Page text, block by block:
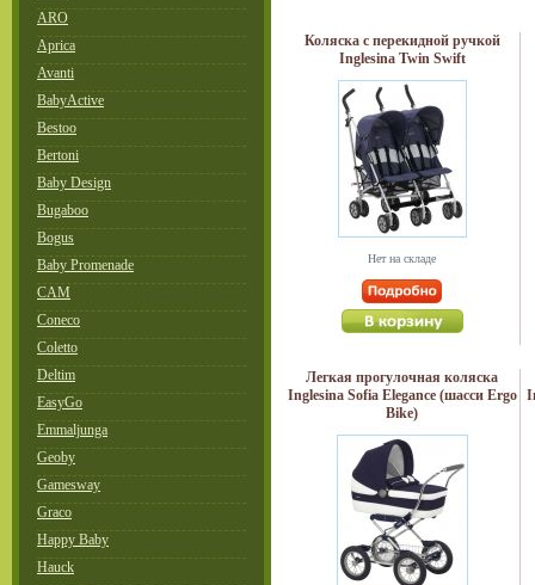
ARO
Aprica
Avanti
BabyActive
Bestoo
Bertoni
Baby Design
Bugaboo
Bogus
Baby Promenade
CAM
Coneco
Coletto
Deltim
EasyGo
Emmaljunga
Geoby
Gamesway
Graco
Happy Baby
Hauck
Коляска с перекидной ручкой
Inglesina Twin Swift
Нет на складе
Легкая прогулочная коляска
Inglesina Sofia Elegance (шасси Ergo
Bike)